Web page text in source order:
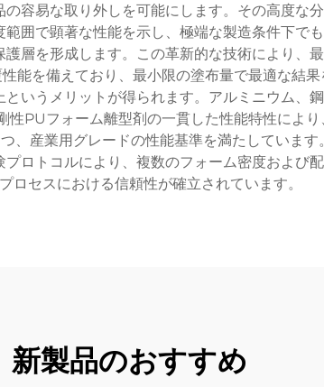
容易な取り外しを可能にします。その高度な
囲で顕著な性能を示し、極端な製造条件下で
層を形成します。この革新的な技術により、
能を備えており、最小限の塗布量で最適な結
いうメリットが得られます。アルミニウム、
PUフォーム離型剤の一貫した性能特性によ
、産業用グレードの性能基準を満たしていま
ロトコルにより、複数のフォーム密度および
ロセスにおける信頼性が確立されています。
新製品のおすすめ